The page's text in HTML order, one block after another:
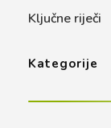
Ključne riječi
Kategorije